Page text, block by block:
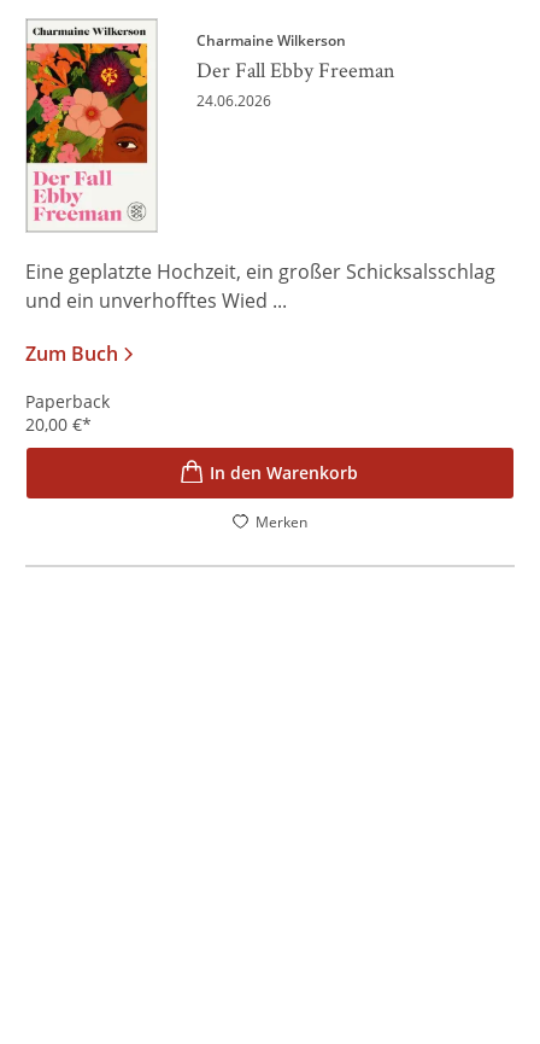
Charmaine Wilkerson
Der Fall Ebby Freeman
24.06.2026
Eine geplatzte Hochzeit, ein großer Schicksalsschlag
und ein unverhofftes Wied ...
Zum Buch
Paperback
20,00 €*
In den Warenkorb
Merken